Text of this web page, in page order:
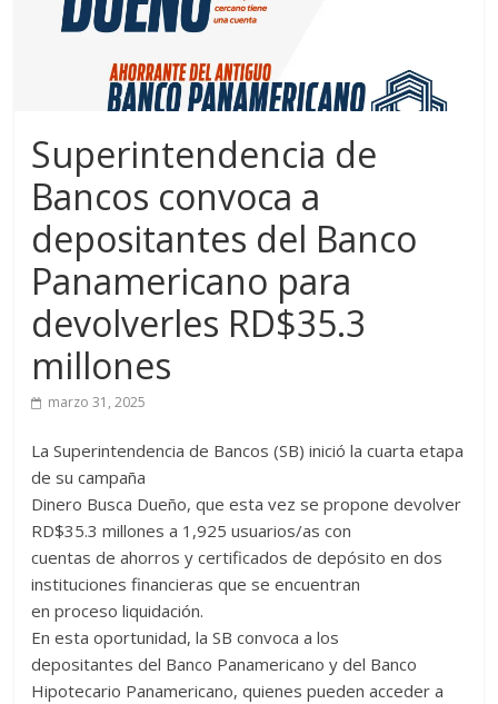
Superintendencia de
Bancos convoca a
depositantes del Banco
Panamericano para
devolverles RD$35.3
millones
marzo 31, 2025
La Superintendencia de Bancos (SB) inició la cuarta etapa
de su campaña
Dinero Busca Dueño, que esta vez se propone devolver
RD$35.3 millones a 1,925 usuarios/as con
cuentas de ahorros y certificados de depósito en dos
instituciones financieras que se encuentran
en proceso liquidación.
En esta oportunidad, la SB convoca a los
depositantes del Banco Panamericano y del Banco
Hipotecario Panamericano, quienes pueden acceder a